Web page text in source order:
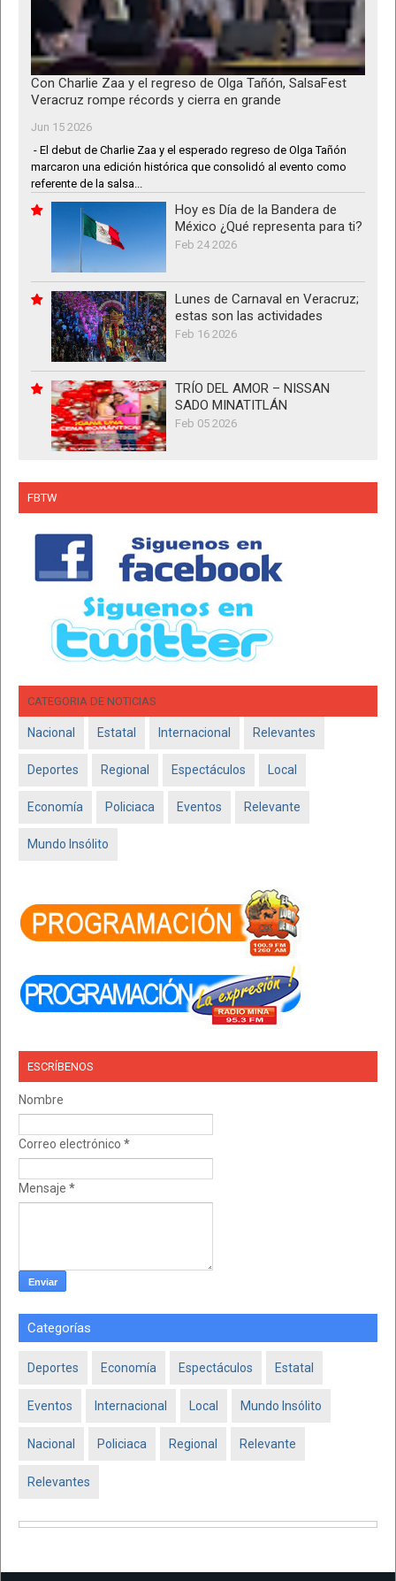
Con Charlie Zaa y el regreso de Olga Tañón, SalsaFest
Veracruz rompe récords y cierra en grande
Jun 15 2026
- El debut de Charlie Zaa y el esperado regreso de Olga Tañón
marcaron una edición histórica que consolidó al evento como
referente de la salsa...
Hoy es Día de la Bandera de
México ¿Qué representa para ti?
Feb 24 2026
Lunes de Carnaval en Veracruz;
estas son las actividades
Feb 16 2026
TRÍO DEL AMOR – NISSAN
SADO MINATITLÁN
Feb 05 2026
FBTW
CATEGORIA DE NOTICIAS
Nacional Estatal Internacional Relevantes
Deportes Regional Espectáculos Local
Economía Policiaca Eventos Relevante
Mundo Insólito
ESCRÍBENOS
Nombre
Correo electrónico *
Mensaje *
Categorías
Deportes Economía Espectáculos Estatal
Eventos Internacional Local Mundo Insólito
Nacional Policiaca Regional Relevante
Relevantes